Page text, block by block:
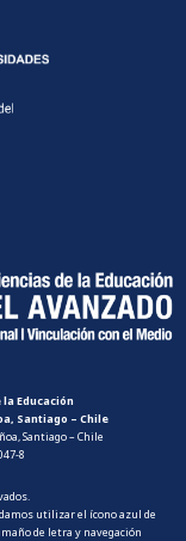
Educación
Santiago – Chile
Santiago – Chile
8
utilizar el ícono azul de
de letra y navegación